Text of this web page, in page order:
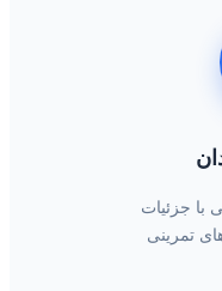
با جزئیات
تمرینی